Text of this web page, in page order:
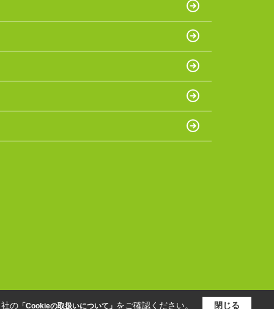
の「Cookieの取扱いについて」 をご確認ください。 閉じる